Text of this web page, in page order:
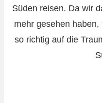
Süden reisen. Da wir
mehr gesehen
so richtig auf die